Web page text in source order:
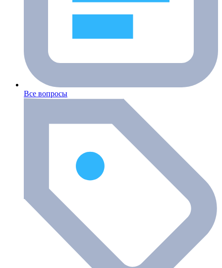
Все вопросы